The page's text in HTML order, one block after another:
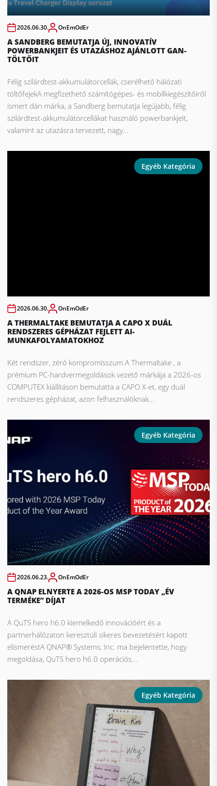
2026.06.30. OnEmOdEr
A SANDBERG BEMUTATJA ÚJ, INNOVATÍV
POWERBANKJEIT ÉS UTAZÁSHOZ AJÁNLOTT GAN-
TÖLTŐIT
Félig szilárdtest-akkumulátorcellák, cserélhető hálózati
töltőfejekA megfizethető számítógépes- és mobilkiegészítőiről
ismert dán márka, a Sandberg bemutatja legújabb, félig
szilárdtest-akkumulátorcellákat használó powerbankjeit,
valamint az utazásra tervezett, nagy...
Egyéb Kategória
2026.06.30. OnEmOdEr
A THERMALTAKE BEMUTATJA A CAPO X DUÁL
RENDSZERES GÉPHÁZAT FEJLETT AI-
MUNKAFOLYAMATOKHOZ
Két rendszer, zéró kompromisszum.A Thermaltake , a
prémium PC-hardvermegoldások vezető márkája a 2026-os
COMPUTEX kiállításon bemutatta a CAPO X-et, egy duál
rendszeres gépházat, azon felhasználóknak...
Egyéb Kategória
2026.06.23. OnEmOdEr
A QNAP ELNYERTE A 2026-OS MSP TODAY „ÉV
TERMÉKE” DÍJAT
A QuTS hero h6.0 kiemelkedő innovációért és a
partnerhálózaton keresztüli sikeres bevezetésért kapott
elismeréstA QNAP® Systems, Inc. ma bejelentette, hogy
megoldása, QuTS hero h6.0 operációs...
Egyéb Kategória